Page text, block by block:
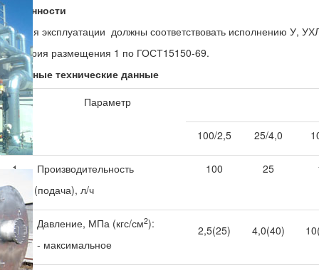
особенности
Условия эксплуатации должны соответствовать исполнению У,
Категория размещения 1 по ГОСТ15150-69.
Основные технические данные
№
п/п
Параметр
100/2,5 25/4,0
1
Производительность
(подача), л/ч
100 25
2 Давление, МПа (кгс/см2):
- максимальное
2,5(25) 4,0(40)